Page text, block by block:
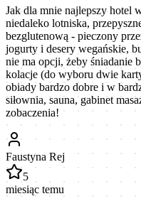
Jak dla mnie najlepszy hotel
niedaleko lotniska,
bezglutenową - pieczony
jogurty i desery wegańskie,
nie ma opcji, żeby śniadanie
kolacje (do wyboru dwie
obiady bardzo dobre i w
siłownia, sauna, gabinet
zobaczenia!
Faustyna Rej
5
miesiąc temu